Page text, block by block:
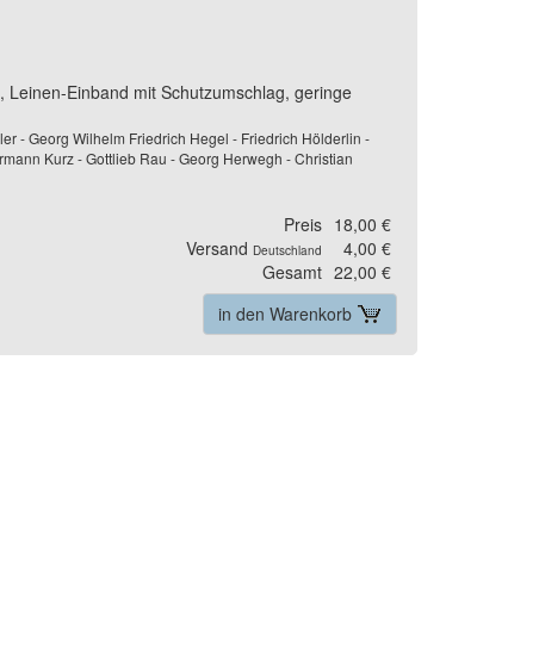
Einband mit Schutzumschlag, geringe
- Georg Wilhelm Friedrich Hegel - Friedrich Hölderlin -
Kurz - Gottlieb Rau - Georg Herwegh - Christian
Preis 18,00 €
Versand Deutschland
4,00 €
Gesamt 22,00 €
in den Warenkorb